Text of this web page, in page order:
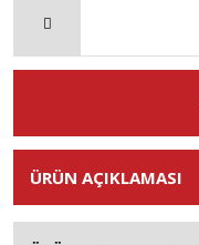
ÜRÜN AÇIKLAMASI